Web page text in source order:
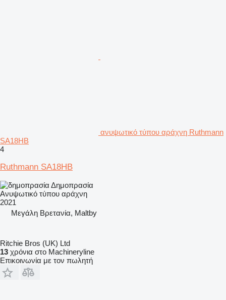
ανυψωτικό τύπου αράχνη Ruthmann
SA18HB
4
Ruthmann SA18HB
Δημοπρασία
Ανυψωτικό τύπου αράχνη
2021
Μεγάλη Βρετανία, Maltby
Ritchie Bros (UK) Ltd
13 χρόνια στο Machineryline
Επικοινωνία με τον πωλητή